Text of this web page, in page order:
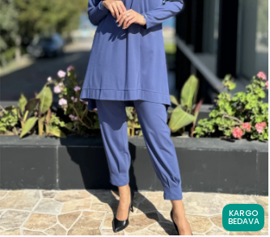
KARGO
BEDAVA